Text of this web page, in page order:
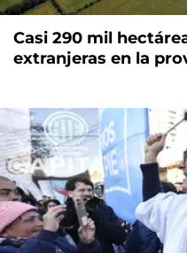
Casi 290 mil
extranjeras en la